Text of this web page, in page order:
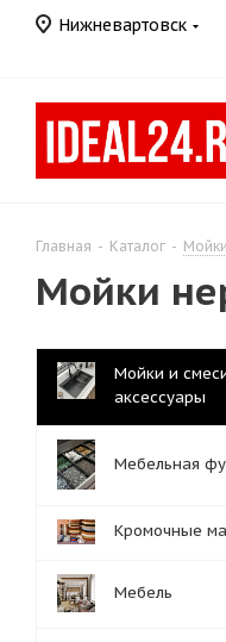
Нижневартовск
Главная - Каталог -
Мойки
Мойки и
аксессуары
Мебельная
Кромочные
Мебель